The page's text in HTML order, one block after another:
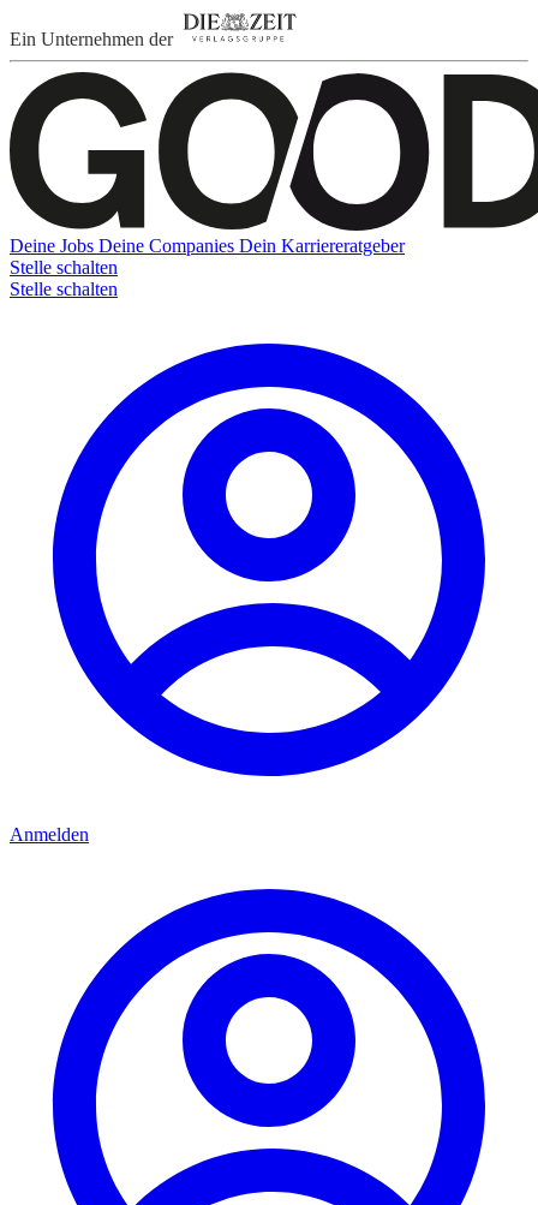
Ein Unternehmen der
Deine Jobs Deine Companies Dein Karriereratgeber
Stelle schalten
Stelle schalten
Anmelden